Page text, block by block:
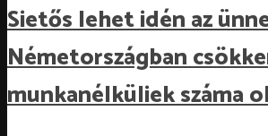
Sietős lehet idén az
Németországban
munkanélküliek száma